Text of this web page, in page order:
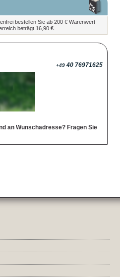
bestellen Sie ab 200 € Warenwert
beträgt 16,90 €.
+49 40 76971625
an Wunschadresse? Fragen Sie